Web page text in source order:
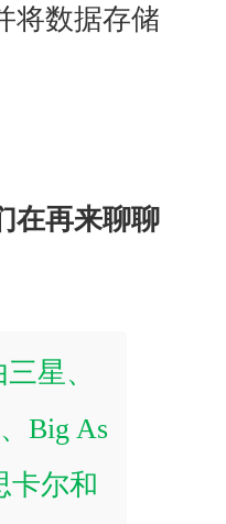
将数据存储
在再来聊聊
三星、
Big As
卡尔和